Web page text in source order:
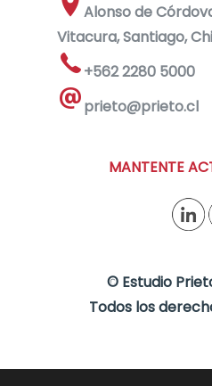
Alonso de
Vitacura, Santiago,
+562 2280 5000
prieto@prieto.cl
MANTENTE
© Estudio
Todos los